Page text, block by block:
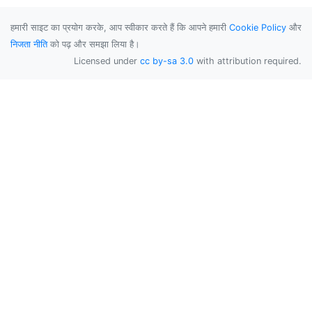
हमारी साइट का प्रयोग करके, आप स्वीकार करते हैं कि आपने हमारी Cookie Policy और
निजता नीतिको पढ़ और समझा लिया है।
Licensed under cc by-sa 3.0 with attribution required.